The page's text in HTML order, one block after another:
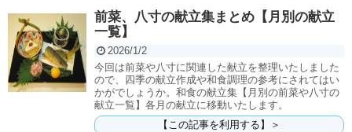
前菜、八寸の献立集まとめ【月別の献立
一覧】
2026/1/2
今回は前菜や八寸に関連した献立を整理いたしました
ので、四季の献立作成や和食調理の参考にされてはい
かがでしょうか。和食の献立集【月別の前菜や八寸の
献立一覧】各月の献立に移動いたします。
【この記事を利用する】＞